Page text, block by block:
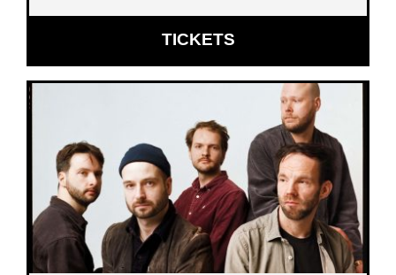
TICKETSOPENT
IN
NIEUW
VENSTER